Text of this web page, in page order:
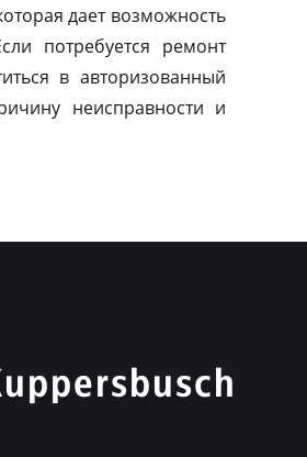
дает возможность
потребуется ремонт
в авторизованный
неисправности и